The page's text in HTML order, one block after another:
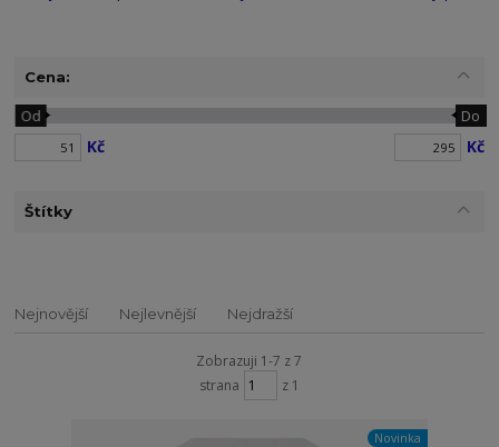
Cena:
Kč
Od Do
Kč
Štítky
Nejnovější Nejlevnější Nejdražší
Zobrazuji 1-7 z 7
strana
z 1
Novinka